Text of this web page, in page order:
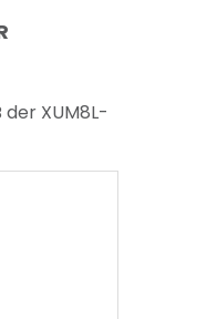
XUM8L-